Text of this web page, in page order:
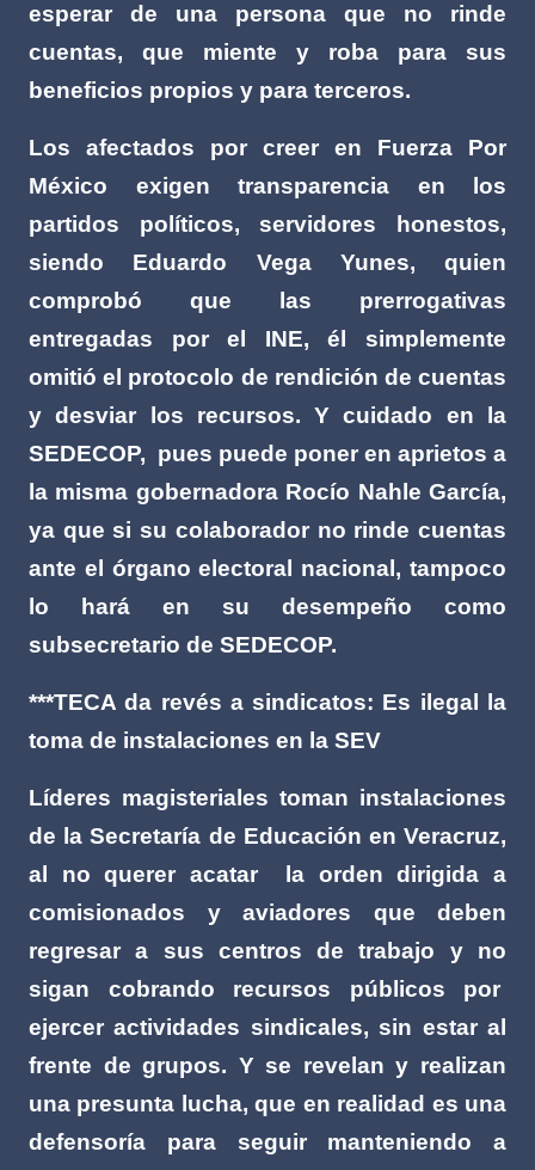
esperar de una persona que no rinde
cuentas, que miente y roba para sus
beneficios propios y para terceros.
Los afectados por creer en Fuerza Por
México exigen transparencia en los
partidos políticos, servidores honestos,
siendo Eduardo Vega Yunes, quien
comprobó que las prerrogativas
entregadas por el INE, él simplemente
omitió el protocolo de rendición de cuentas
y desviar los recursos. Y cuidado en la
SEDECOP, pues puede poner en aprietos a
la misma gobernadora Rocío Nahle García,
ya que si su colaborador no rinde cuentas
ante el órgano electoral nacional, tampoco
lo hará en su desempeño como
subsecretario de SEDECOP.
***TECA da revés a sindicatos: Es ilegal la
toma de instalaciones en la SEV
Líderes magisteriales toman instalaciones
de la Secretaría de Educación en Veracruz,
al no querer acatar
la orden dirigida a
comisionados y aviadores que deben
regresar a sus centros de trabajo y no
sigan cobrando recursos públicos por
ejercer actividades sindicales, sin estar al
frente de grupos. Y se revelan y realizan
una presunta lucha, que en realidad es una
defensoría para seguir manteniendo a